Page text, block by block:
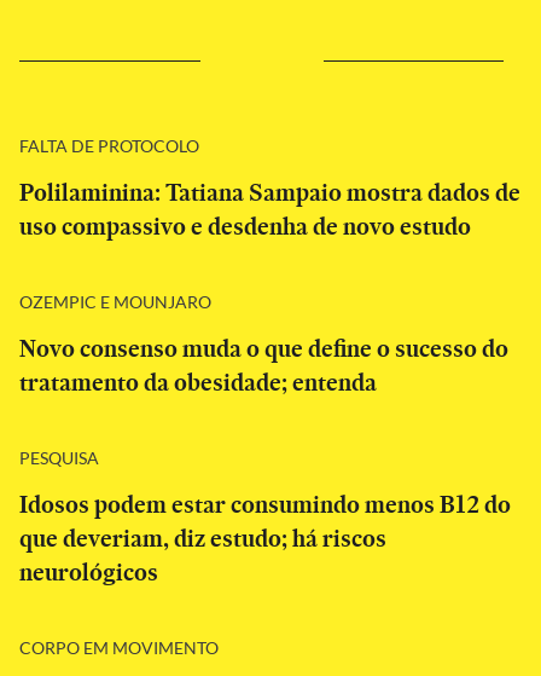
FALTA DE PROTOCOLO
Polilaminina: Tatiana Sampaio mostra dados de
uso compassivo e desdenha de novo estudo
OZEMPIC E MOUNJARO
Novo consenso muda o que define o sucesso do
tratamento da obesidade; entenda
PESQUISA
Idosos podem estar consumindo menos B12 do
que deveriam, diz estudo; há riscos
neurológicos
CORPO EM MOVIMENTO